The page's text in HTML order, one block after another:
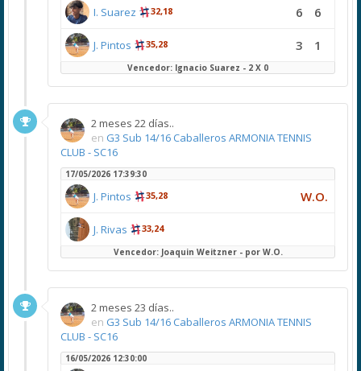
I. Suarez 32,18 6 6
J. Pintos 35,28 3 1
Vencedor: Ignacio Suarez - 2 X 0
2 meses 22 días..
en G3 Sub 14/16 Caballeros ARMONIA TENNIS
CLUB - SC16
17/05/2026 17:39:30
J. Pintos 35,28 W.O.
J. Rivas 33,24
Vencedor: Joaquin Weitzner - por W.O.
2 meses 23 días..
en G3 Sub 14/16 Caballeros ARMONIA TENNIS
CLUB - SC16
16/05/2026 12:30:00